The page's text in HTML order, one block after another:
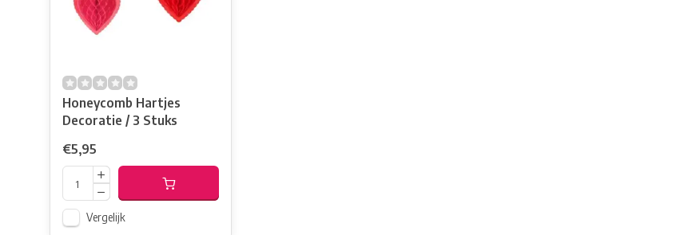
Honeycomb Hartjes
Decoratie / 3 Stuks
€5,95
Vergelijk